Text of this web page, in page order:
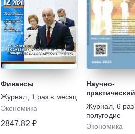
Финансы
Журнал 1 раз в месяц
Экономика
2847,82 ₽
Научно-
журнал
и
проблемы,
Журнал 6
полугодие
Экономика